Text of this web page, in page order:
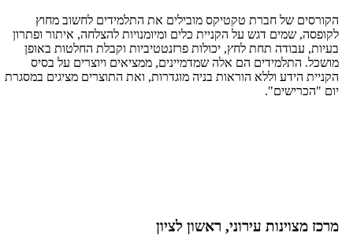
הקורסים של חברת טקטיקס מובילים את התלמידים לחשוב מחוץ
לקופסה, שמים דגש על הקניית כלים ומיומנויות להצלחה, איתור ופתרון
בעיות, עבודה תחת לחץ, יכולות פרזנטטיביות וקבלת החלטות באופן
מושכל. התלמידים הם אלה שמדמיינים, ממציאים ויוצרים על בסיס
הקניית הידע וללא הוראות בניה מוגדרות, ואת התוצרים מציגים במסגרת
יום "הכרישים".
מרכז מצוינות עירוני, ראשון לציון